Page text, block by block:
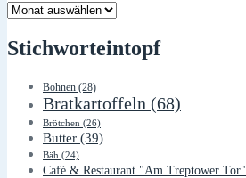
Lager
Stichworteintopf
Bohnen (28)
Bratkartoffeln (68)
Brötchen (26)
Butter (39)
Bäh (24)
Café & Restaurant "Am Treptower Tor"